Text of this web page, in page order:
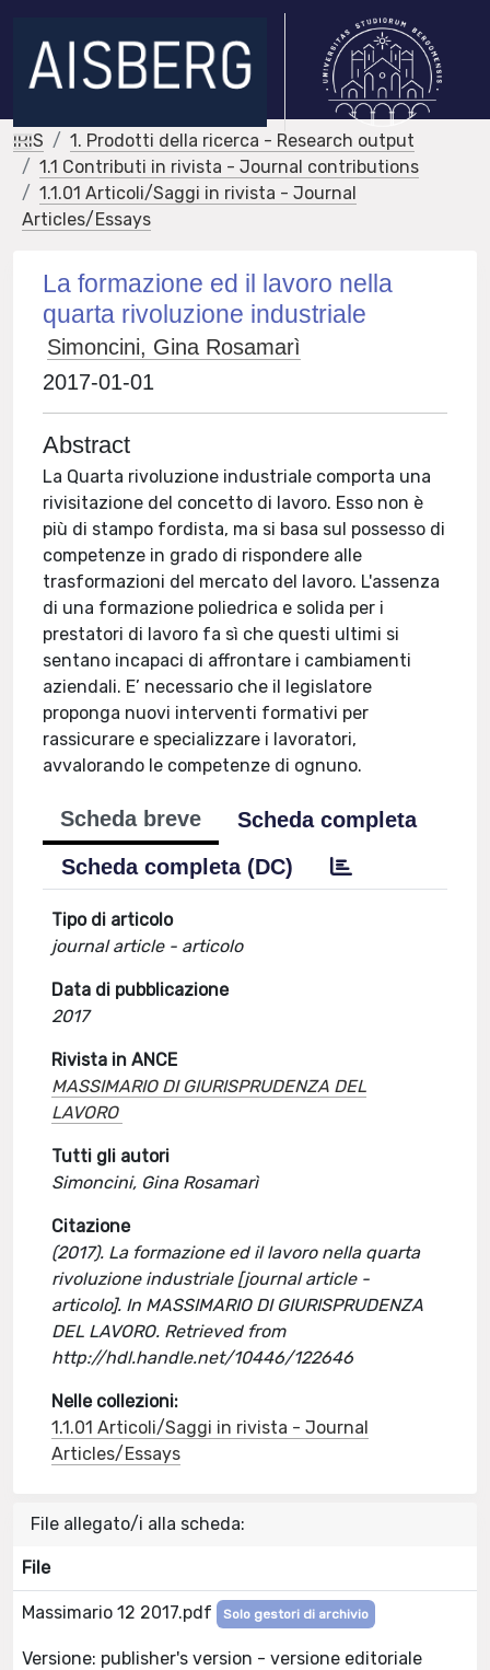
IRIS
1. Prodotti della ricerca - Research output
1.1 Contributi in rivista - Journal contributions
1.1.01 Articoli/Saggi in rivista - Journal
Articles/Essays
La formazione ed il lavoro nella
quarta rivoluzione industriale
Simoncini, Gina Rosamarì
2017-01-01
Abstract
La Quarta rivoluzione industriale comporta una
rivisitazione del concetto di lavoro. Esso non è
più di stampo fordista, ma si basa sul possesso di
competenze in grado di rispondere alle
trasformazioni del mercato del lavoro. L'assenza
di una formazione poliedrica e solida per i
prestatori di lavoro fa sì che questi ultimi si
sentano incapaci di affrontare i cambiamenti
aziendali. E’ necessario che il legislatore
proponga nuovi interventi formativi per
rassicurare e specializzare i lavoratori,
avvalorando le competenze di ognuno.
Scheda breve
Scheda completa
Scheda completa (DC)
Tipo di articolo
journal article - articolo
Data di pubblicazione
2017
Rivista in ANCE
MASSIMARIO DI GIURISPRUDENZA DEL
LAVORO
Tutti gli autori
Simoncini, Gina Rosamarì
Citazione
(2017). La formazione ed il lavoro nella quarta
rivoluzione industriale [journal article -
articolo]. In MASSIMARIO DI GIURISPRUDENZA
DEL LAVORO. Retrieved from
http://hdl.handle.net/10446/122646
Nelle collezioni:
1.1.01 Articoli/Saggi in rivista - Journal
Articles/Essays
File allegato/i alla scheda:
File
Massimario 12 2017.pdf Solo gestori di archivio
Versione: publisher's version - versione editoriale